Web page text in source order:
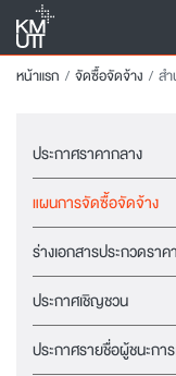
หน้าแรก จัดซื้อจัดจ้าง ส
ประกาศราคากลาง
แผนการจัดซื้อจัดจ้าง
ร่างเอกสารประกวดรา
ประกาศเชิญชวน
ประกาศรายชื่อผู้ชนะกา